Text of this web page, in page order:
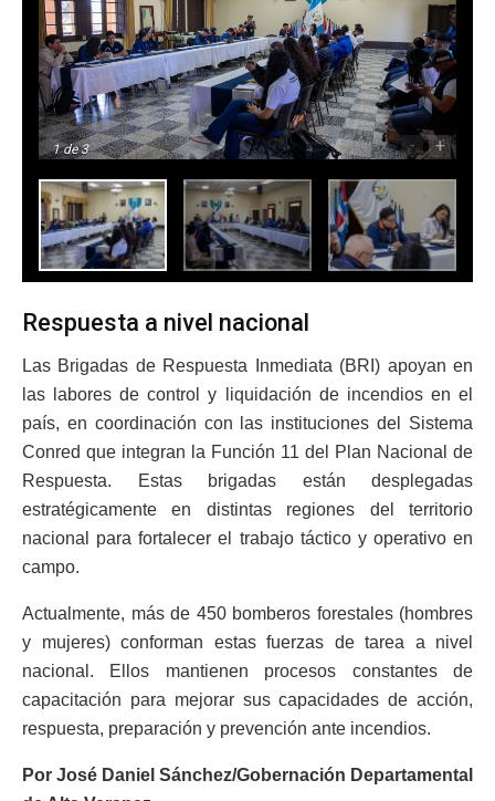
1de 3 - +
Respuesta a nivel nacional
Las Brigadas de Respuesta Inmediata (BRI) apoyan en
las labores de control y liquidación de incendios en el
país, en coordinación con las instituciones del Sistema
Conred que integran la Función 11 del Plan Nacional de
Respuesta. Estas brigadas están desplegadas
estratégicamente en distintas regiones del territorio
nacional para fortalecer el trabajo táctico y operativo en
campo.
Actualmente, más de 450 bomberos forestales (hombres
y mujeres) conforman estas fuerzas de tarea a nivel
nacional. Ellos mantienen procesos constantes de
capacitación para mejorar sus capacidades de acción,
respuesta, preparación y prevención ante incendios.
Por José Daniel Sánchez/Gobernación Departamental